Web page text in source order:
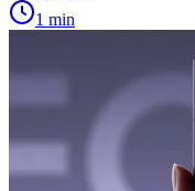
1 min